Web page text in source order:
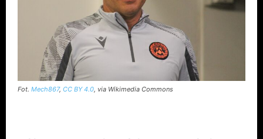
Fot. Mech867, CC BY 4.0 , via Wikimedia Commons